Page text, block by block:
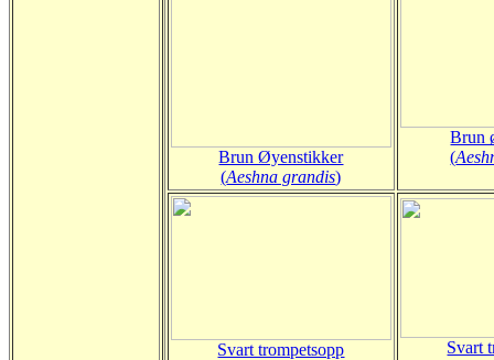
Brun Øyenstikker
(Aeshna grandis)
Brun
(
Svart trompetsopp Svart